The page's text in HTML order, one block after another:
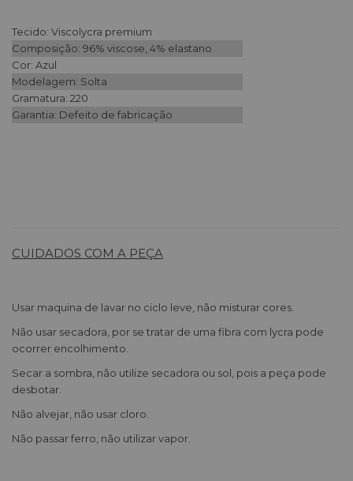
Tecido: Viscolycra premium
Composição: 96% viscose, 4% elastano
Cor: Azul
Modelagem: Solta
Gramatura: 220
Garantia: Defeito de fabricação
CUIDADOS COM A PEÇA
Usar maquina de lavar no ciclo leve, não misturar cores.
Não usar secadora, por se tratar de uma fibra com lycra pode
ocorrer encolhimento.
Secar a sombra, não utilize secadora ou sol, pois a peça pode
desbotar.
Não alvejar, não usar cloro.
Não passar ferro, não utilizar vapor.